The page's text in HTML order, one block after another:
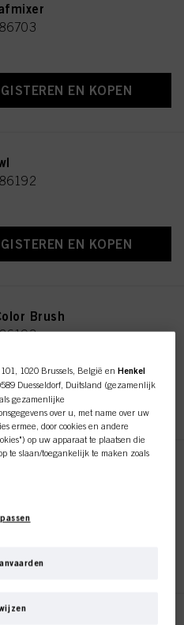
EN KOPEN
EN KOPEN
Brush
EN KOPEN
101, 1020 Brussels, België enHenkel
Duesseldorf, Duitsland (gezamenlijk
gezamenlijke
over u, met name over uw
ermee, door cookies en andere
op uw apparaat te plaatsen die
te slaan/toegankelijk te maken zoals
waarnaar een link in
en te optimaliseren, om u
met ons (respectievelijk het bedrijf
daarvan uw aankopen van onze